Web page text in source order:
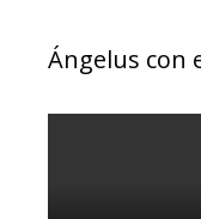
Ángelus con